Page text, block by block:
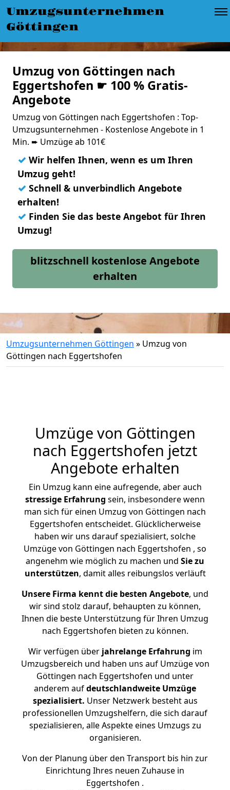
Umzugsunternehmen
Göttingen
Umzug von Göttingen nach
Eggertshofen ☛ 100 % Gratis-
Angebote
Umzug von Göttingen nach Eggertshofen : Top-
Umzugsunternehmen - Kostenlose Angebote in 1
Min. ➨ Umzüge ab 101€
✓ Wir helfen Ihnen, wenn es um Ihren
Umzug geht!
✓ Schnell & unverbindlich Angebote
erhalten!
✓ Finden Sie das beste Angebot für Ihren
Umzug!
blitzschnell kostenlose Angebote
erhalten
Umzugsunternehmen Göttingen » Umzug von
Göttingen nach Eggertshofen
Umzüge von Göttingen
nach Eggertshofen jetzt
Angebote erhalten
Ein Umzug kann eine aufregende, aber auch
stressige Erfahrung sein, insbesondere wenn
man sich für einen Umzug von Göttingen nach
Eggertshofen entscheidet. Glücklicherweise
haben wir uns darauf spezialisiert, solche
Umzüge von Göttingen nach Eggertshofen , so
angenehm wie möglich zu machen und Sie zu
unterstützen, damit alles reibungslos verläuft
Unsere Firma kennt die besten Angebote, und
wir sind stolz darauf, behaupten zu können,
Ihnen die beste Unterstützung für Ihren Umzug
nach Eggertshofen bieten zu können.
Wir verfügen überjahrelange Erfahrung im
Umzugsbereich und haben uns auf Umzüge von
Göttingen nach Eggertshofen und unter
anderem aufdeutschlandweite Umzüge
spezialisiert. Unser Netzwerk besteht aus
professionellen Umzugshelfern, die sich darauf
spezialisieren, alle Aspekte eines Umzugs zu
organisieren.
Von der Planung über den Transport bis hin zur
Einrichtung Ihres neuen Zuhause in
Eggertshofen .